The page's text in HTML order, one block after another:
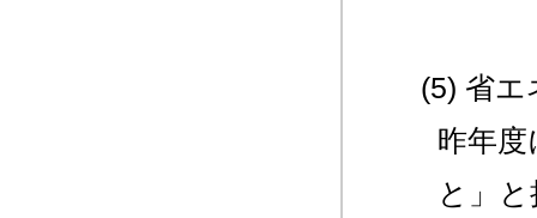
(5) 省
昨年
と」